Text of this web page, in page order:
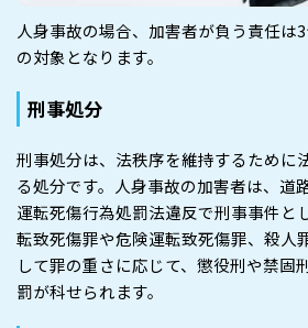
人身事故の場合、加害者が負う責任は
の対象となります。
刑事処分
刑事処分は、法秩序を維持するために
る処分です。人身事故の加害者は、道
運転死傷行為処罰法違反で刑事事件と
転致死傷罪や危険運転致死傷罪、殺人
して罪の重さに応じて、懲役刑や禁固
罰が科せられます。